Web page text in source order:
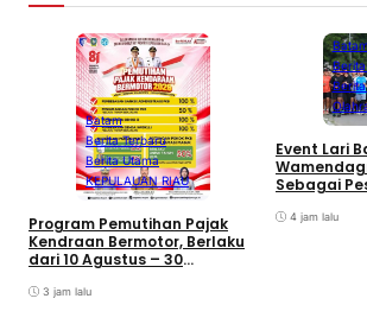
Batam
Berita Terbaru
Berita Utama
KEPULAUAN RIAU
Program Pemutihan Pajak
Kendraan Bermotor, Berlaku
dari 10 Agustus – 30
3 jam lalu
Batam
Event Lari
Sebagai
4 jam lalu